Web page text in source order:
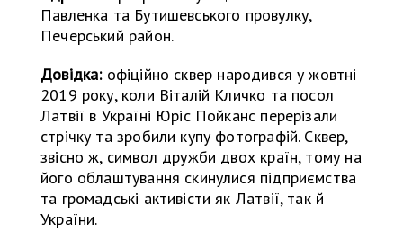
Павленка та Бутишевського провулку,
Печерський район.
Довідка:офіційно сквер народився у жовтні
2019 року, коли Віталій Кличко та посол
Латвії в Україні Юріс Пойканс перерізали
стрічку та зробили купу фотографій. Сквер,
звісно ж, символ дружби двох країн, тому на
його облаштування скинулися підприємства
та громадські активісти як Латвії, так й
України.